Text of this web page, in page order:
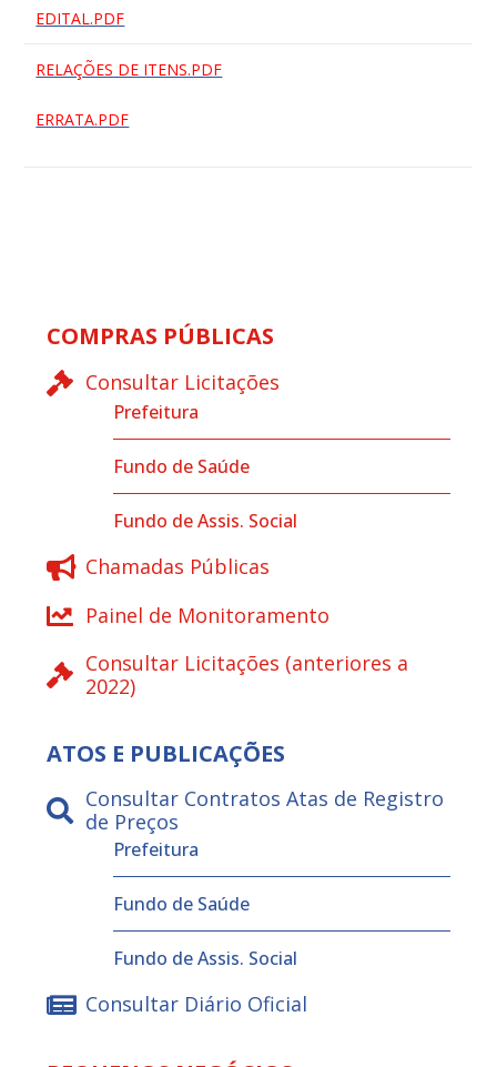
EDITAL.PDF
RELAÇÕES DE ITENS.PDF
ERRATA.PDF
COMPRAS PÚBLICAS
Consultar Licitações
Prefeitura
Fundo de Saúde
Fundo de Assis. Social
Chamadas Públicas
Painel de Monitoramento
Consultar Licitações (anteriores a
2022)
ATOS E PUBLICAÇÕES
Consultar Contratos Atas de Registro
de Preços
Prefeitura
Fundo de Saúde
Fundo de Assis. Social
Consultar Diário Oficial